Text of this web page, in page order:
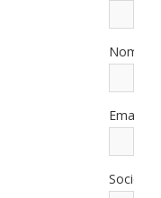
Nom
Email
Société